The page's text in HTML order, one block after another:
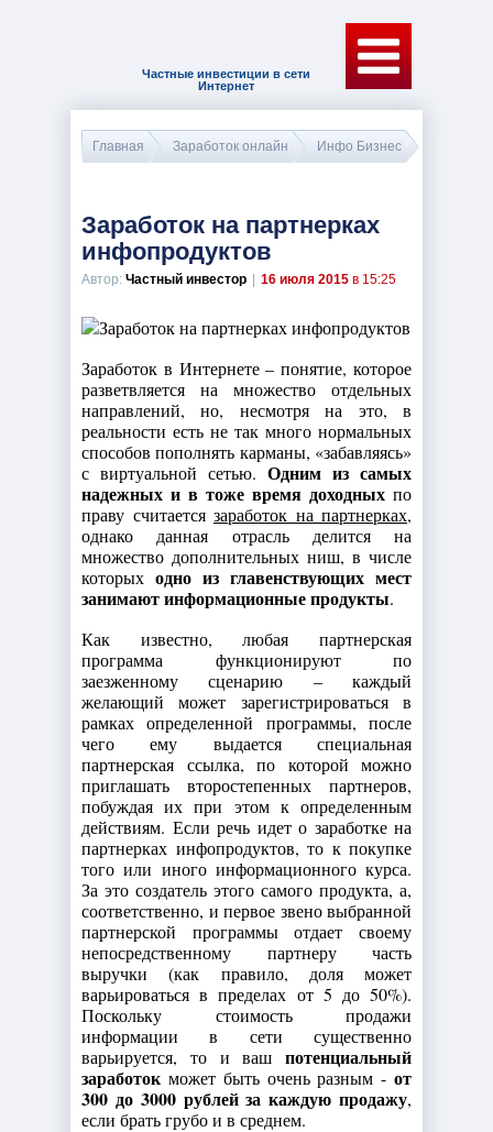
Частные инвестиции в сети
Интернет
Главная Заработок онлайн Инфо Бизнес
Заработок на партнерках
инфопродуктов
Автор: Частный инвестор 16 июля 2015 в 15:25
Заработок в Интернете – понятие, которое
разветвляется на множество отдельных
направлений, но, несмотря на это, в
реальности есть не так много нормальных
способов пополнять карманы, «забавляясь»
с виртуальной сетью. Одним из самых
надежных и в тоже время доходных по
праву считается заработок на партнерках,
однако данная отрасль делится на
множество дополнительных ниш, в числе
которых одно из главенствующих мест
занимают информационные продукты.
Как известно, любая партнерская
программа функционируют по
заезженному сценарию – каждый
желающий может зарегистрироваться в
рамках определенной программы, после
чего ему выдается специальная
партнерская ссылка, по которой можно
приглашать второстепенных партнеров,
побуждая их при этом к определенным
действиям. Если речь идет о заработке на
партнерках инфопродуктов, то к покупке
того или иного информационного курса.
За это создатель этого самого продукта, а,
соответственно, и первое звено выбранной
партнерской программы отдает своему
непосредственному партнеру часть
выручки (как правило, доля может
варьироваться в пределах от 5 до 50%).
Поскольку стоимость продажи
информации в сети существенно
варьируется, то и ваш потенциальный
заработок может быть очень разным - от
300 до 3000 рублей за каждую продажу,
если брать грубо и в среднем.